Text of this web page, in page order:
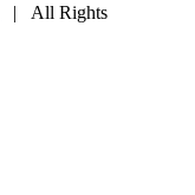
| All Rights